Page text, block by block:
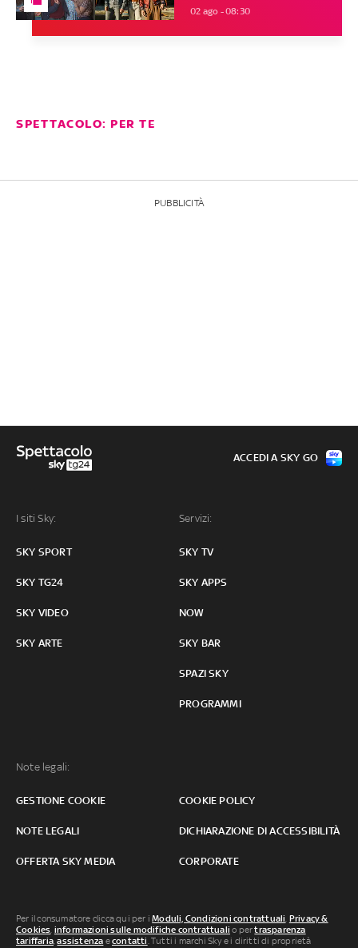
02 ago - 08:30
SPETTACOLO: PER TE
PUBBLICITÀ
I siti Sky:
SKY SPORT
SKY TG24
SKY VIDEO
SKY ARTE
Servizi:
SKY TV
SKY APPS
NOW
SKY BAR
SPAZI SKY
PROGRAMMI
Note legali:
GESTIONE COOKIE COOKIE POLICY
NOTE LEGALI DICHIARAZIONE DI ACCESSIBILITÀ
OFFERTA SKY MEDIA CORPORATE
ACCEDI A SKY GO
Per il consumatore clicca qui per iModuli, Condizioni contrattuali, Privacy &
Cookies, informazioni sulle modifiche contrattuali o pertrasparenza
tariffaria,assistenza econtatti. Tutti i marchi Sky e i diritti di proprietà